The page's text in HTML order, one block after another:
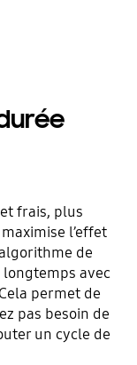
frais, plus
l’effet
de
avec
permet de
pas besoin de
un cycle de